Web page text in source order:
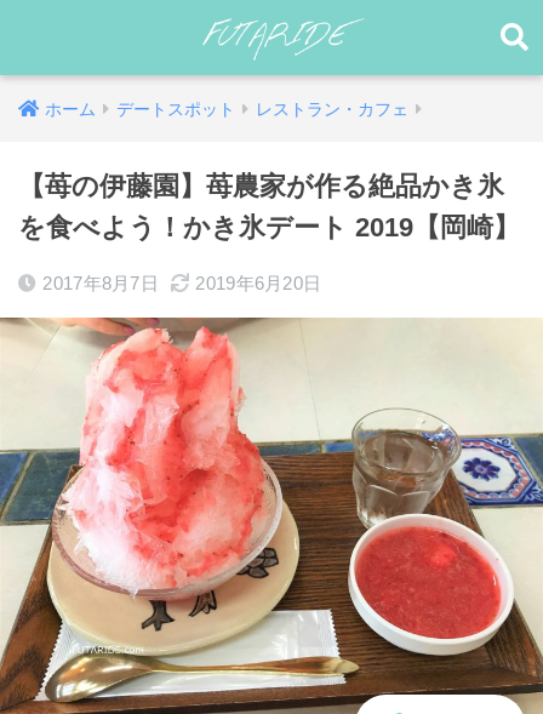
ホーム デートスポット レストラン・カフェ
【苺の伊藤園】苺農家が作る絶品かき氷
を食べよう！かき氷デート 2019【岡崎】
2017年8月7日 2019年6月20日